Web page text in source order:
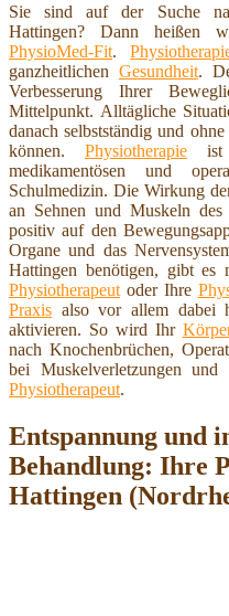
Sie sind auf der Suche
Hattingen? Dann heißen
PhysioMed-Fit.
ganzheitlichen Gesundheit.
Verbesserung Ihrer
Mittelpunkt. Alltägliche
danach selbstständig und
können. Physiotherapieist
medikamentösen und
Schulmedizin. Die Wirkung
an Sehnen und Muskeln des
positiv auf den
Organe und das
Hattingen benötigen, gibt es
Physiotherapeut oder Ihre
Praxis also vor allem dabei
aktivieren. So wird Ihr
nach Knochenbrüchen,
bei Muskelverletzungen und
Physiotherapeut.
Entspannung und
Behandlung: Ihre
Hattingen